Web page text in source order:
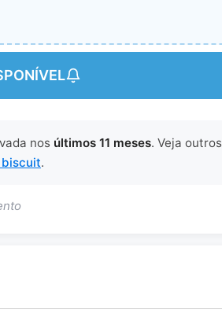
nos últimos 11 meses. Veja outros
biscuit.